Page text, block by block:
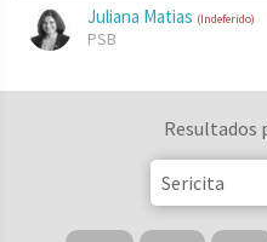
Juliana Matias (Indeferido)
PSB
Resultados